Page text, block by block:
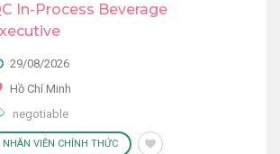
In-Process Beverage
29/08/2026
Hồ Chí Minh
negotiable
NHÂN VIÊN CHÍNH THỨC